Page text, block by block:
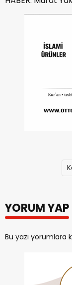
YORUM YAP
Bu yazı yorumlara